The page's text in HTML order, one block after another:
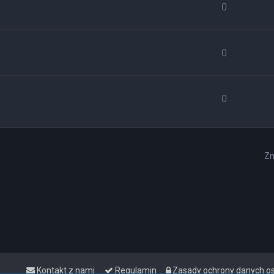
0
0
0
Zasady ochrony danych
Regulamin
Kontakt z nami